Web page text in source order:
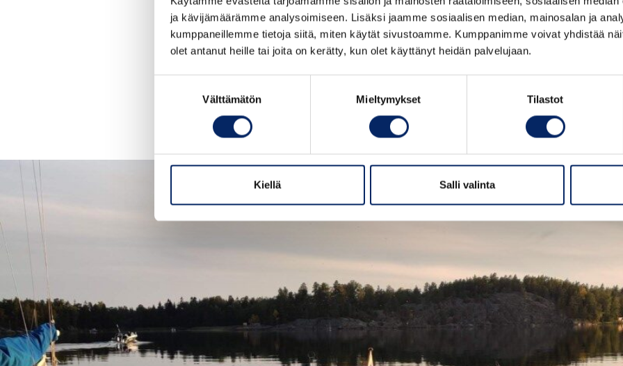
ja kävijämäärämme analysoimiseen. Lisäksi jaamme sosiaalisen median, mainosalan ja
kumppaneillemme tietoja siitä, miten käytät sivustoamme. Kumppanimme voivat yhdistää
olet antanut heille tai joita on kerätty, kun olet käyttänyt heidän palvelujaan.
Välttämätön Mieltymykset Tilastot
Kiellä Salli valinta
Aktiviteetit maissa Aktiviteetit merellä